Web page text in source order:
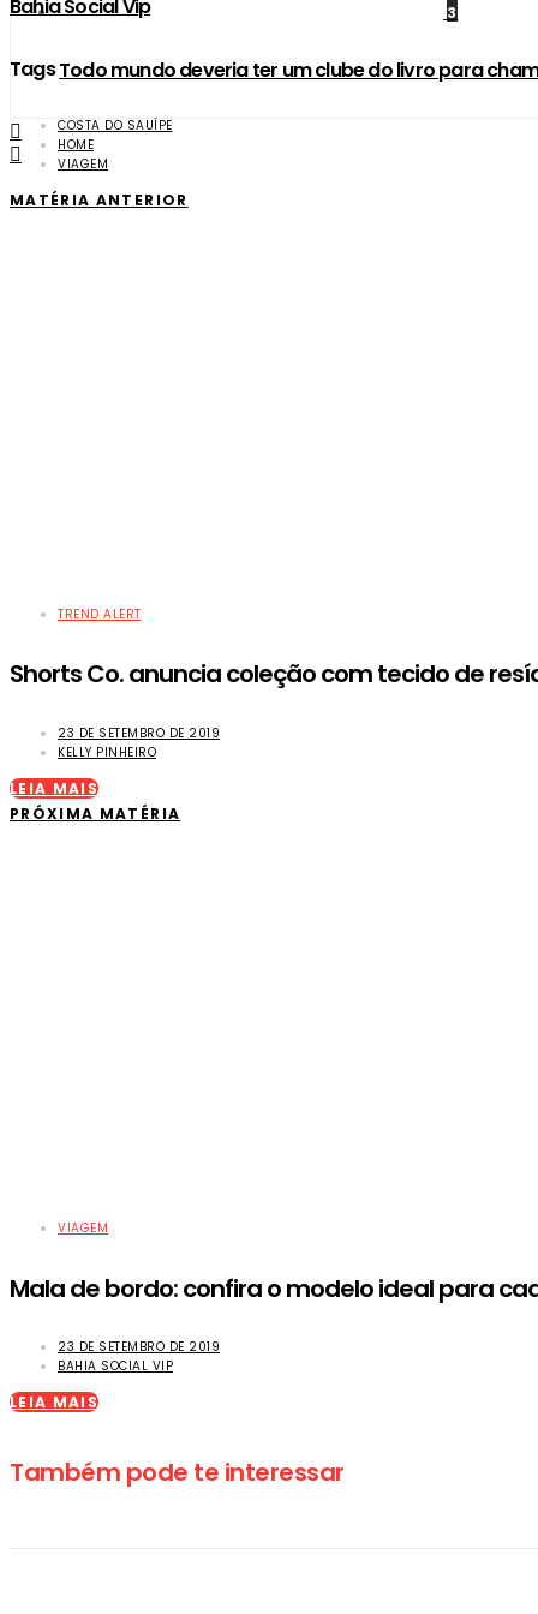
3
Todo mundo deveria ter um clube do livro para
Bahia Social Vip
Tags
COSTA DO SAUÍPE
HOME
VIAGEM
MATÉRIA ANTERIOR
TREND ALERT
Shorts Co. anuncia coleção com tecido de
23 DE SETEMBRO DE 2019
KELLY PINHEIRO
LEIA MAIS
PRÓXIMA MATÉRIA
VIAGEM
Mala de bordo: confira o modelo ideal para
23 DE SETEMBRO DE 2019
BAHIA SOCIAL VIP
LEIA MAIS
Também pode te interessar